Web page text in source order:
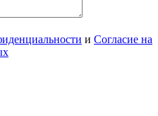
и Согласие на